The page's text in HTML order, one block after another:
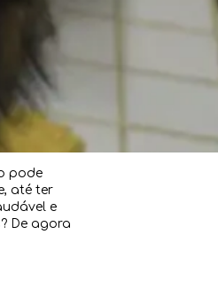
pode
até ter
e
De agora